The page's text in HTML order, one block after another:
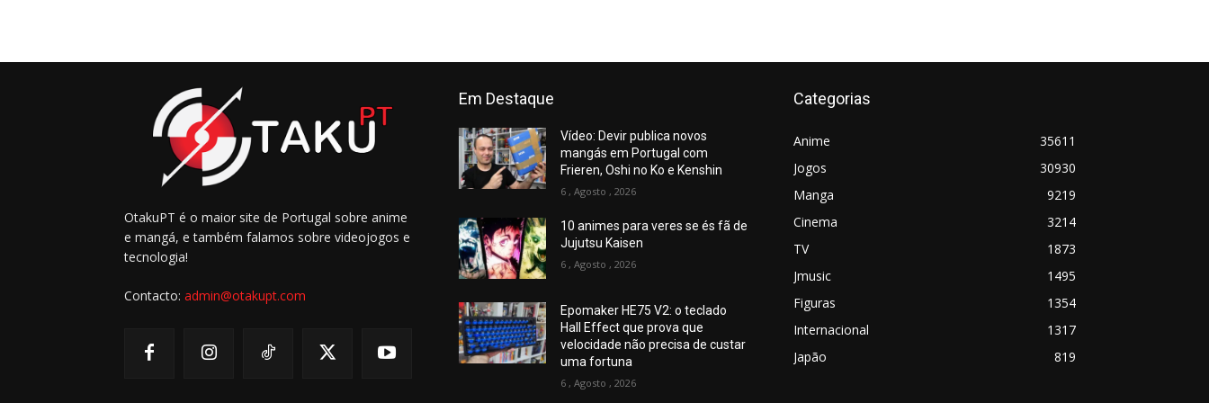
OtakuPT é o maior site de Portugal sobre anime
e mangá, e também falamos sobre videojogos e
tecnologia!
Contacto: admin@otakupt.com
Em Destaque
Vídeo: Devir publica novos
mangás em Portugal com
Frieren, Oshi no Ko e Kenshin
6 , Agosto , 2026
10 animes para veres se és fã de
Jujutsu Kaisen
6 , Agosto , 2026
Epomaker HE75 V2: o teclado
Hall Effect que prova que
velocidade não precisa de custar
uma fortuna
6 , Agosto , 2026
Categorias
Anime
35611
Jogos
30930
Manga
9219
Cinema
3214
TV
1873
Jmusic
1495
Figuras
1354
Internacional
1317
Japão
819